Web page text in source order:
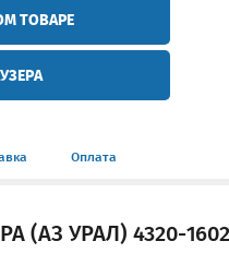
ТОВАРЕ
Оплата
(АЗ УРАЛ) 4320-